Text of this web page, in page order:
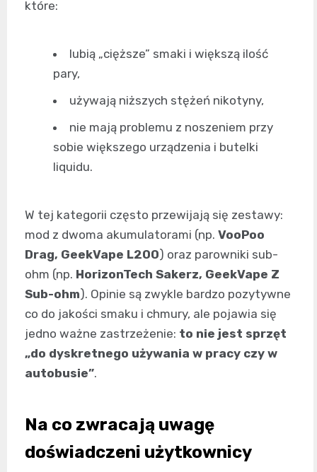
które:
lubią „cięższe” smaki i większą ilość
pary,
używają niższych stężeń nikotyny,
nie mają problemu z noszeniem przy
sobie większego urządzenia i butelki
liquidu.
W tej kategorii często przewijają się zestawy:
mod z dwoma akumulatorami (np. VooPoo
Drag, GeekVape L200) oraz parowniki sub-
ohm (np. HorizonTech Sakerz, GeekVape Z
Sub-ohm). Opinie są zwykle bardzo pozytywne
co do jakości smaku i chmury, ale pojawia się
jedno ważne zastrzeżenie: to nie jest sprzęt
„do dyskretnego używania w pracy czy w
autobusie”.
Na co zwracają uwagę
doświadczeni użytkownicy